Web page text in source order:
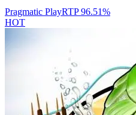
Pragmatic PlayRTP96.51%
HOT